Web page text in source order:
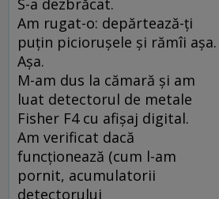
S-a dezbrăcat.
Am rugat-o: depărtează-ți
puțin piciorușele și rămîi așa.
Așa.
M-am dus la cămară și am
luat detectorul de metale
Fisher F4 cu afișaj digital.
Am verificat dacă
funcționează (cum l-am
pornit, acumulatorii
detectorului